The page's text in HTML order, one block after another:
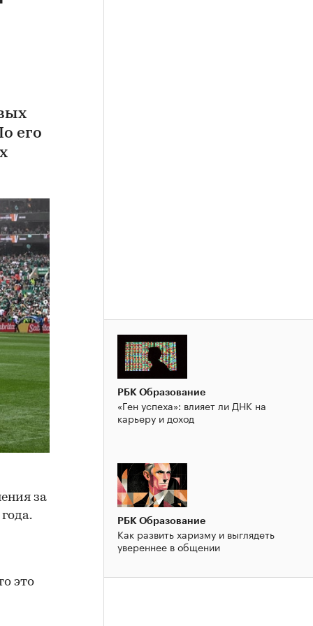
его
за
это
РБК Образование
«Ген успеха»: влияет ли ДНК на
карьеру и доход
РБК Образование
Как развить харизму и выглядеть
увереннее в общении